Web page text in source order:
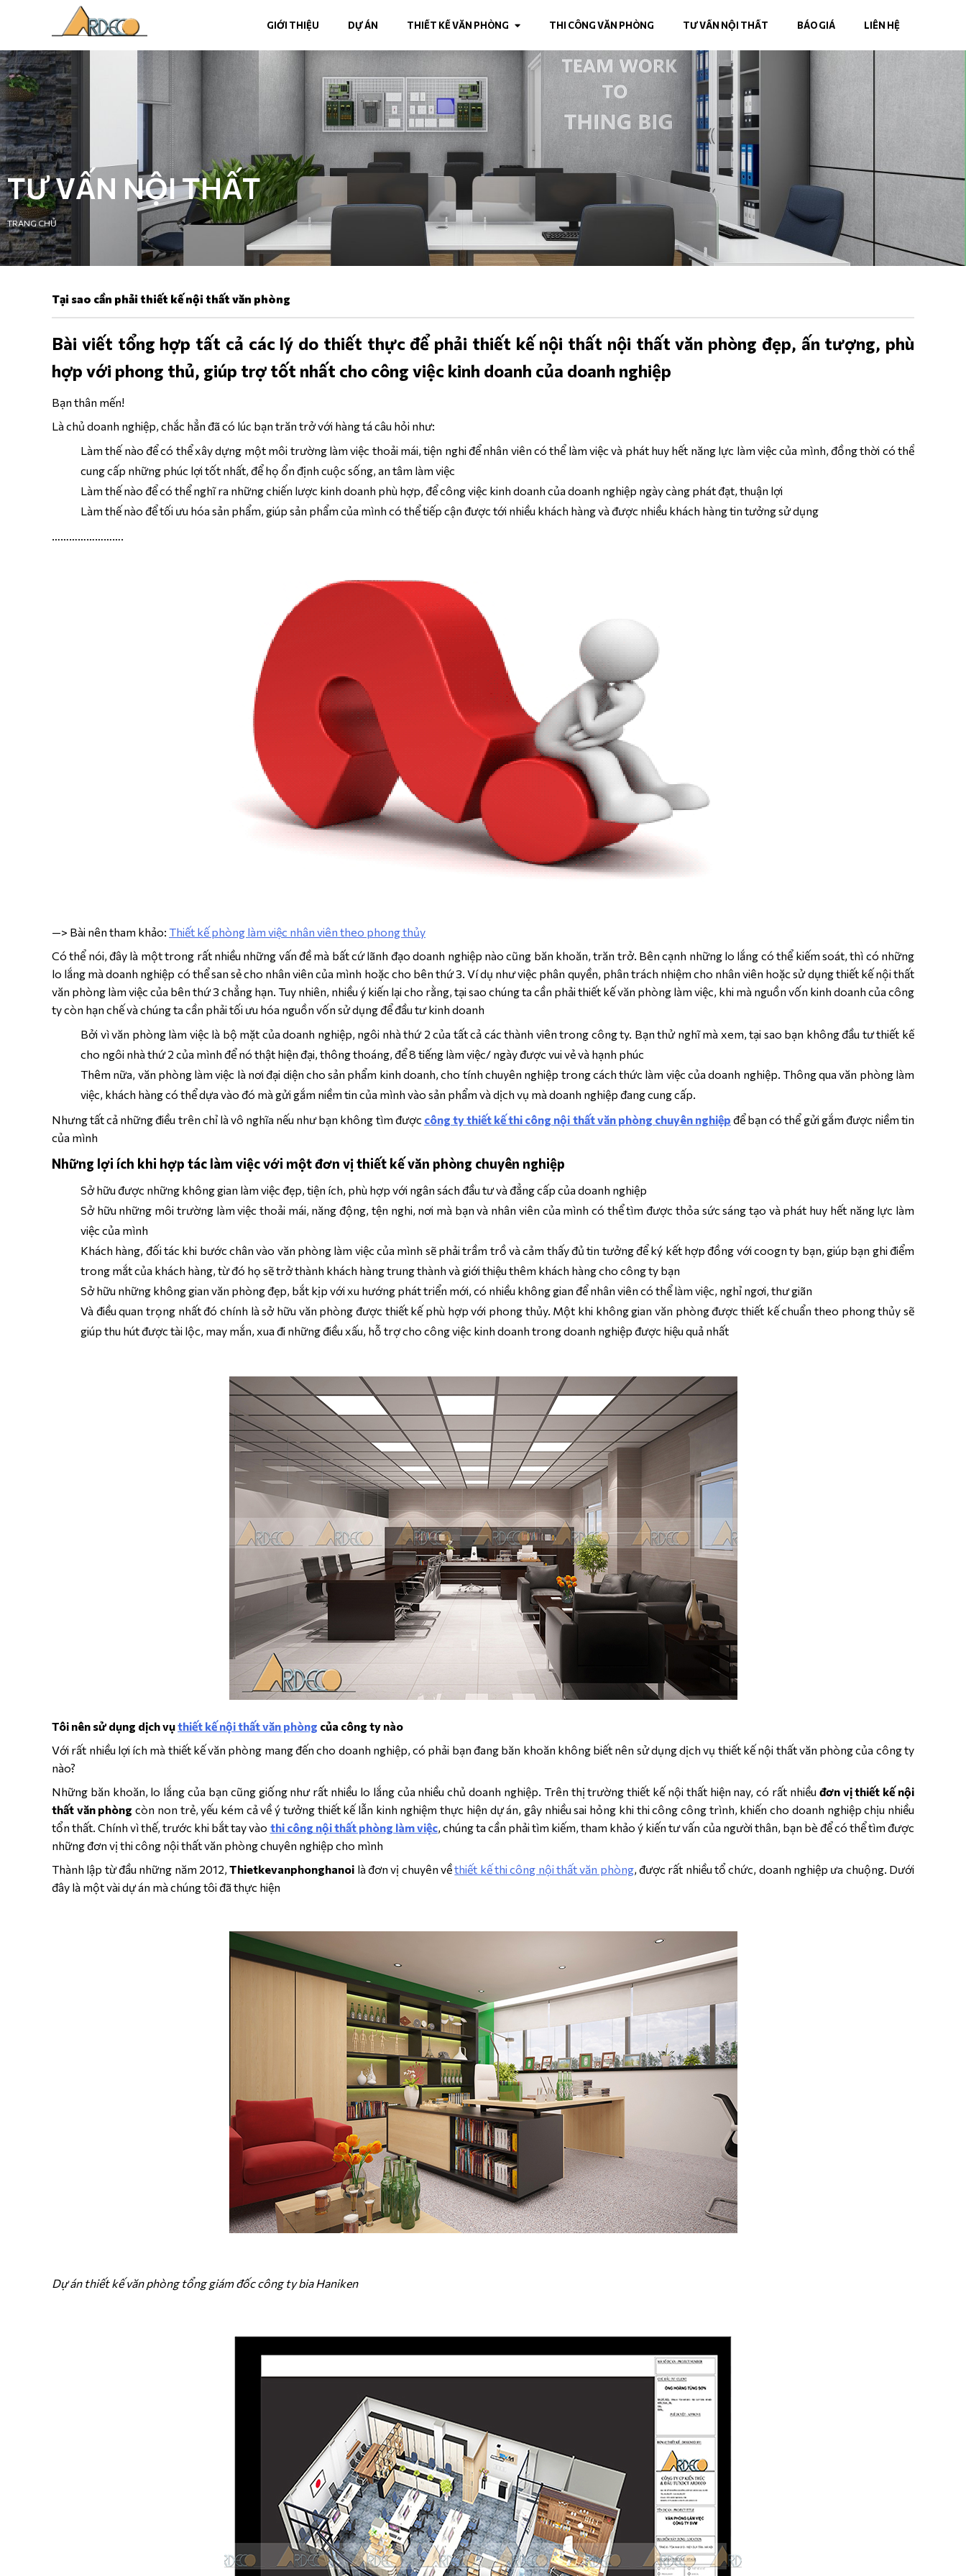
GIỚI THIỆU DỰ ÁN THIẾT KẾ VĂN PHÒNG THI CÔNG VĂN PHÒNG TƯ VẤN NỘI THẤT BÁO GIÁ LIÊN HỆ
TƯ VẤN NỘI THẤT
TRANG CHỦ
Tại sao cần phải thiết kế nội thất văn phòng
Bài viết tổng hợp tất cả các lý do thiết thực để phải thiết kế nội thất nội thất văn phòng đẹp, ấn tượng, phù
hợp với phong thủ, giúp trợ tốt nhất cho công việc kinh doanh của doanh nghiệp
Bạn thân mến!
Là chủ doanh nghiệp, chắc hẳn đã có lúc bạn trăn trở với hàng tá câu hỏi như:
Làm thế nào để có thể xây dựng một môi trường làm việc thoải mái, tiện nghi để nhân viên có thể làm việc và phát huy hết năng lực làm việc của mình, đồng thời có thể
cung cấp những phúc lợi tốt nhất, để họ ổn định cuộc sống, an tâm làm việc
Làm thế nào để có thể nghĩ ra những chiến lược kinh doanh phù hợp, để công việc kinh doanh của doanh nghiệp ngày càng phát đạt, thuận lợi
Làm thế nào để tối ưu hóa sản phẩm, giúp sản phẩm của mình có thể tiếp cận được tới nhiều khách hàng và được nhiều khách hàng tin tưởng sử dụng
—> Bài nên tham khảo: Thiết kế phòng làm việc nhân viên theo phong thủy
Có thể nói, đây là một trong rất nhiều những vấn đề mà bất cứ lãnh đạo doanh nghiệp nào cũng băn khoăn, trăn trở. Bên cạnh những lo lắng có thể kiếm soát, thì có những
lo lắng mà doanh nghiệp có thể san sẻ cho nhân viên của mình hoặc cho bên thứ 3. Ví dụ như việc phân quyền, phân trách nhiệm cho nhân viên hoặc sử dụng thiết kế nội thất
văn phòng làm việc của bên thứ 3 chẳng hạn. Tuy nhiên, nhiều ý kiến lại cho rằng, tại sao chúng ta cần phải thiết kế văn phòng làm việc, khi mà nguồn vốn kinh doanh của công
ty còn hạn chế và chúng ta cần phải tối ưu hóa nguồn vốn sử dụng để đầu tư kinh doanh
Bởi vì văn phòng làm việc là bộ mặt của doanh nghiệp, ngôi nhà thứ 2 của tất cả các thành viên trong công ty. Bạn thử nghĩ mà xem, tại sao bạn không đầu tư thiết kế
cho ngôi nhà thứ 2 của mình để nó thật hiện đại, thông thoáng, để 8 tiếng làm việc/ ngày được vui vẻ và hạnh phúc
Thêm nữa, văn phòng làm việc là nơi đại diện cho sản phẩm kinh doanh, cho tính chuyên nghiệp trong cách thức làm việc của doanh nghiệp. Thông qua văn phòng làm
việc, khách hàng có thể dựa vào đó mà gửi gắm niềm tin của mình vào sản phẩm và dịch vụ mà doanh nghiệp đang cung cấp.
Nhưng tất cả những điều trên chỉ là vô nghĩa nếu như bạn không tìm được công ty thiết kế thi công nội thất văn phòng chuyên nghiệp để bạn có thể gửi gắm được niềm tin
của mình
Những lợi ích khi hợp tác làm việc với một đơn vị thiết kế văn phòng chuyên nghiệp
Sở hữu được những không gian làm việc đẹp, tiện ích, phù hợp với ngân sách đầu tư và đẳng cấp của doanh nghiệp
Sở hữu những môi trường làm việc thoải mái, năng động, tện nghi, nơi mà bạn và nhân viên của mình có thể tìm được thỏa sức sáng tạo và phát huy hết năng lực làm
việc của mình
Khách hàng, đối tác khi bước chân vào văn phòng làm việc của mình sẽ phải trầm trồ và cảm thấy đủ tin tưởng để ký kết hợp đồng với coogn ty bạn, giúp bạn ghi điểm
trong mắt của khách hàng, từ đó họ sẽ trở thành khách hàng trung thành và giới thiệu thêm khách hàng cho công ty bạn
Sở hữu những không gian văn phòng đẹp, bắt kịp với xu hướng phát triển mới, có nhiều không gian để nhân viên có thể làm việc, nghỉ ngơi, thư giãn
Và điều quan trọng nhất đó chính là sở hữu văn phòng được thiết kế phù hợp với phong thủy. Một khi không gian văn phòng được thiết kế chuẩn theo phong thủy sẽ
giúp thu hút được tài lộc, may mắn, xua đi những điều xấu, hỗ trợ cho công việc kinh doanh trong doanh nghiệp được hiệu quả nhất
Tôi nên sử dụng dịch vụthiết kế nội thất văn phòng của công ty nào
Với rất nhiều lợi ích mà thiết kế văn phòng mang đến cho doanh nghiệp, có phải bạn đang băn khoăn không biết nên sử dụng dịch vụ thiết kế nội thất văn phòng của công ty
nào?
Những băn khoăn, lo lắng của bạn cũng giống như rất nhiều lo lắng của nhiều chủ doanh nghiệp. Trên thị trường thiết kế nội thất hiện nay, có rất nhiều đơn vị thiết kế nội
thất văn phòng còn non trẻ, yếu kém cả về ý tưởng thiết kế lẫn kinh nghiệm thực hiện dự án, gây nhiều sai hỏng khi thi công công trình, khiến cho doanh nghiệp chịu nhiều
tổn thất. Chính vì thế, trước khi bắt tay vào thi công nội thất phòng làm việc, chúng ta cần phải tìm kiếm, tham khảo ý kiến tư vấn của người thân, bạn bè để có thể tìm được
những đơn vị thi công nội thất văn phòng chuyên nghiệp cho mình
Thành lập từ đầu những năm 2012,Thietkevanphonghanoi là đơn vị chuyên vềthiết kế thi công nội thất văn phòng, được rất nhiều tổ chức, doanh nghiệp ưa chuộng. Dưới
đây là một vài dự án mà chúng tôi đã thực hiện
Dự án thiết kế văn phòng tổng giám đốc công ty bia Haniken